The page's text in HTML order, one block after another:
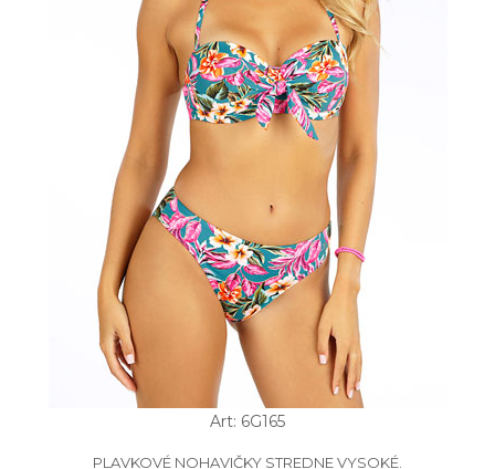
Art: 6G165
PLAVKOVÉ NOHAVIČKY STREDNE VYSOKÉ.